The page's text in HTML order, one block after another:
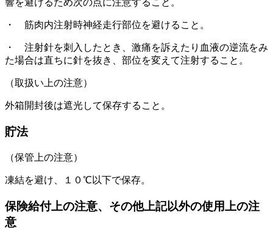
響を避けるため次の点に注意すること。
・ 筋肉内注射時神経走行部位を避けること。
・ 注射針を刺入したとき、激痛を訴えたり血液の逆流をみ
た場合は直ちに針を抜き、部位を変えて注射すること。
（取扱い上の注意）
外箱開封後は遮光して保存すること。
貯法
（保管上の注意）
凍結を避け、１０℃以下で保存。
保険給付上の注意、その他上記以外の使用上の注
意